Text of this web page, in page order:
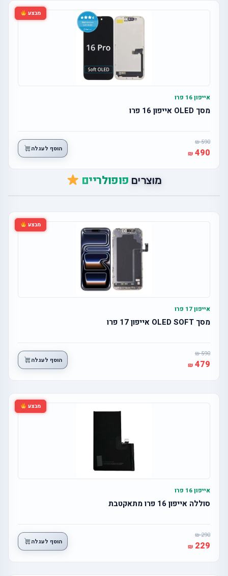
מבצע
אייפון 16 פרו
מסך OLED אייפון 16 פרו
590
490 הוסף לעגלה
מוצרים פופולריים
מבצע
אייפון 17 פרו
מסך OLED SOFT אייפון 17 פרו
590
479 הוסף לעגלה
מבצע
אייפון 16 פרו
סוללה אייפון 16 פרו מתאקטבת
290
229 הוסף לעגלה